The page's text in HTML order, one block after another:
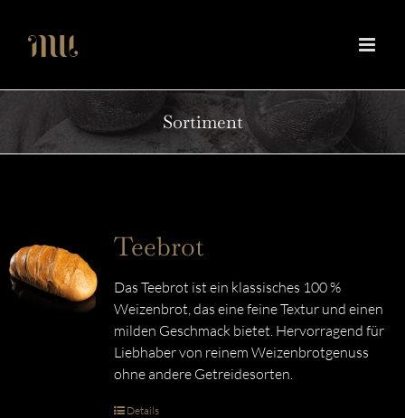
Inhalt
springen
Sortiment
Teebrot
Das Teebrot ist ein klassisches 100 %
Weizenbrot, das eine feine Textur und einen
milden Geschmack bietet. Hervorragend für
Liebhaber von reinem Weizenbrotgenuss
ohne andere Getreidesorten.
Details